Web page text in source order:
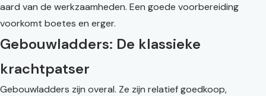
aard van de werkzaamheden. Een goede voorbereiding
voorkomt boetes en erger.
Gebouwladders: De klassieke
krachtpatser
Gebouwladders zijn overal. Ze zijn relatief goedkoop,